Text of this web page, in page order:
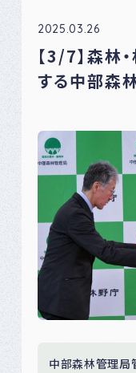
2025.03.26
【3/7】森林
する中部森
中部森林管理局